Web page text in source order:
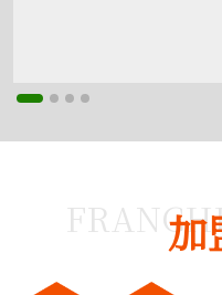
加